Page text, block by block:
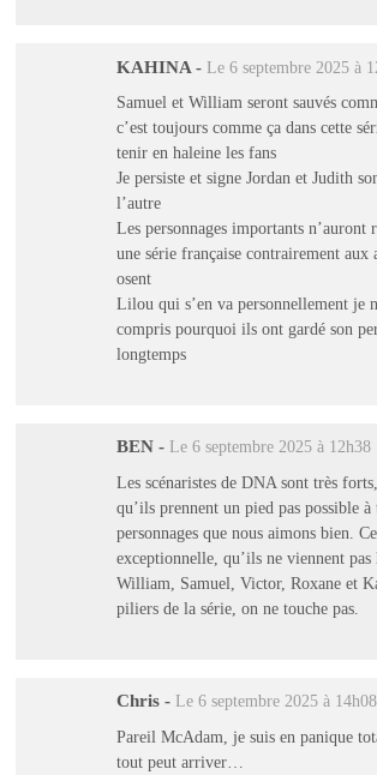
KAHINA - Le 6 septembre 2025 à
Samuel et William seront sauvés
c’est toujours comme ça dans cette
tenir en haleine les fans
Je persiste et signe Jordan et Judith
l’autre
Les personnages importants n’auront
une série française contrairement aux
osent
Lilou qui s’en va personnellement je
compris pourquoi ils ont gardé son
longtemps
BEN - Le 6 septembre 2025 à 12h38
Les scénaristes de DNA sont très
qu’ils prennent un pied pas possible à
personnages que nous aimons bien.
exceptionnelle, qu’ils ne viennent pas
William, Samuel, Victor, Roxane et
piliers de la série, on ne touche pas.
Chris - Le 6 septembre 2025 à 14h08
Pareil McAdam, je suis en panique
tout peut arriver…